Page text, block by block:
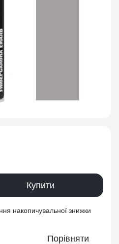
Купити
накопичувальної знижки
Порівняти